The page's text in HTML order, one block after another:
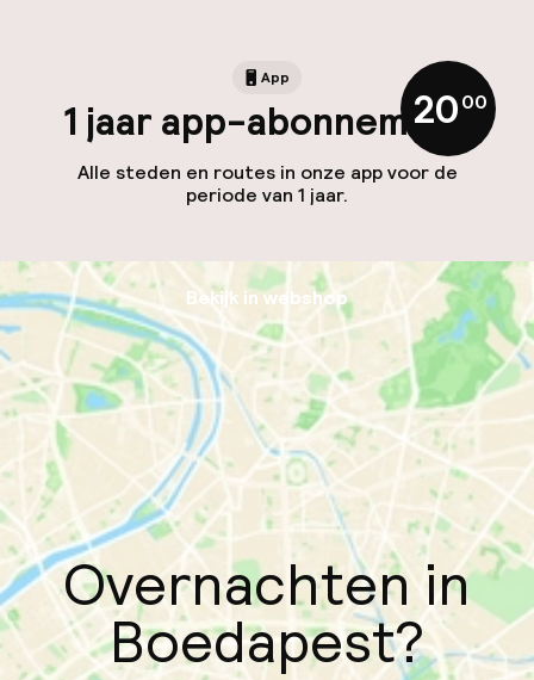
App
1 jaar app-abonnement
Alle steden en routes in onze app voor de
periode van 1 jaar.
20,00
Bekijk in webshop
Overnachten in
Boedapest?